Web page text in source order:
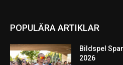
POPULÄRA ARTIKLAR
Bildspel
2026